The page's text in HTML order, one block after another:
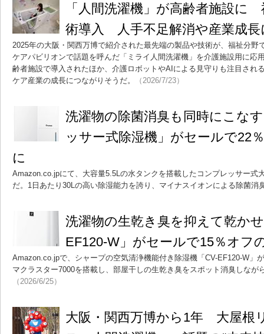
「人間洗濯機」が高齢者施設に
術導入 人手不足解消や産業成長
2025年の大阪・関西万博で紹介された最先端の製品や技術が、福祉分野
ケアパビリオンで話題を呼んだ「ミライ人間洗濯機」を介護施設用に応
齢者施設で導入されたほか、介護ロボットやAIによる見守りも注目され
ケア産業の成長につながりそうだ。
（2026/7/23）
洗濯物の除菌消臭も同時にこな
ッサー式除湿機」がセールで22
に
Amazon.co.jpにて、大容量5.5Lの水タンクを搭載したコンプレッサー式
だ。1日あたり30Lの高い除湿能力を誇り、マイナスイオンによる除菌消
洗濯物の生乾き臭を抑えて乾か
EF120-W」がセールで15％オフ
Amazon.co.jpで、シャープの空気清浄機能付き除湿機「CV-EF120-W」
マクラスター7000を搭載し、部屋干しの生乾き臭をスポット消臭しなが
（2026/6/25）
大阪・関西万博から1年 大屋根